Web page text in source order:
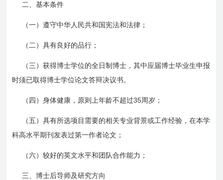
二、基本条件
（一）遵守中华人民共和国宪法和法律；
（二）具有良好的品行；
（三）获得博士学位的全日制博士，其中 应届博士毕业生申报
时须已取得博士学位论文答辩决议书。
（四）身体健康，原则上年龄不超过35周岁；
（五）具有所选项目需要的相关专业背景或工作经验，在本学
科高水平期刊发表过第一作者论文；
（六）较好的英文水平和团队合作能力；
三、博士后导师及研究方向